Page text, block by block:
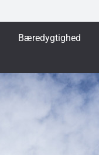
Bæredygtighed